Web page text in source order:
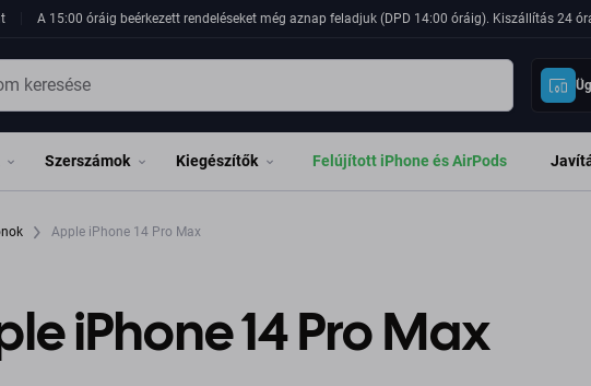
A 15:00 óráig beérkezett rendeléseket még aznap feladjuk (DPD 14:00 óráig). Kiszállítás 24
Szerszámok Kiegészítők Felújított iPhone és AirPods
Apple iPhone 14 Pro Max
iPhone 14 Pro Max